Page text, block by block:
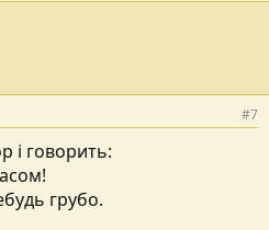
#7
і говорить:
грубо.